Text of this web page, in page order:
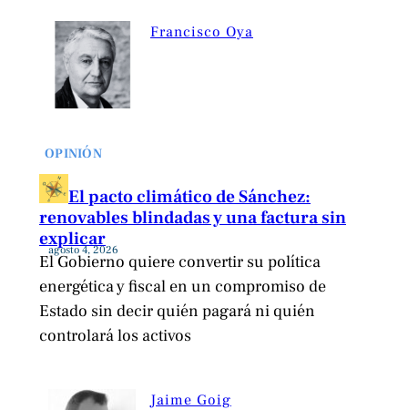
Francisco Oya
OPINIÓN
El pacto climático de Sánchez:
renovables blindadas y una factura sin
explicar
agosto 4, 2026
El Gobierno quiere convertir su política
energética y fiscal en un compromiso de
Estado sin decir quién pagará ni quién
controlará los activos
Jaime Goig